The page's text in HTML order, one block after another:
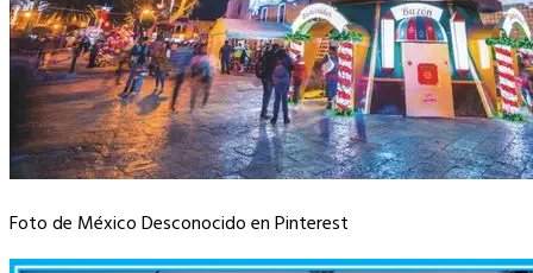
Foto de México Desconocido en Pinterest